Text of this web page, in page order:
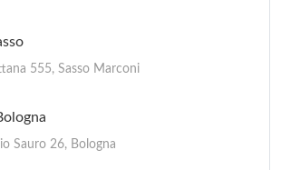
555, Sasso Marconi
Sauro 26, Bologna